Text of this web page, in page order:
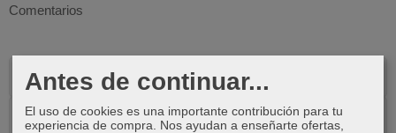
Comentarios
Descripción
Comentarios
Antes de continuar...
El uso de cookies es una importante contribución para tu
experiencia de compra. Nos ayudan a enseñarte ofertas,